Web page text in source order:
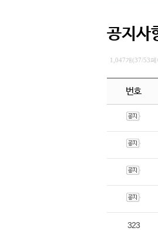
공지사
1,047개(37/53페
번호
323